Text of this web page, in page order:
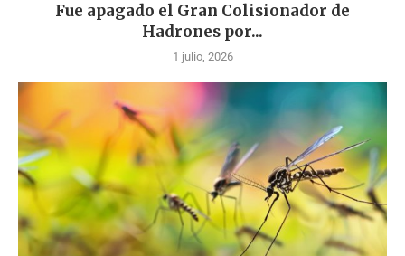
Fue apagado el Gran Colisionador de
Hadrones por...
1 julio, 2026